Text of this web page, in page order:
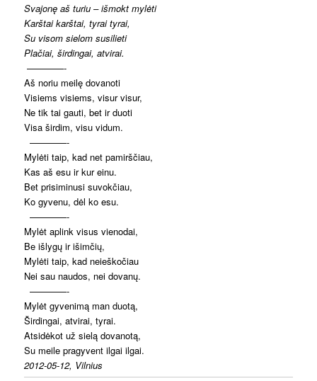
Svajonę aš turiu – išmokt mylėti
Karštai karštai, tyrai tyrai,
Su visom sielom susilieti
Plačiai, širdingai, atvirai.
————-
Aš noriu meilę dovanoti
Visiems visiems, visur visur,
Ne tik tai gauti, bet ir duoti
Visa širdim, visu vidum.
————-
Mylėti taip, kad net pamirščiau,
Kas aš esu ir kur einu.
Bet prisiminusi suvokčiau,
Ko gyvenu, dėl ko esu.
————-
Mylėt aplink visus vienodai,
Be išlygų ir išimčių,
Mylėti taip, kad neieškočiau
Nei sau naudos, nei dovanų.
————-
Mylėt gyvenimą man duotą,
Širdingai, atvirai, tyrai.
Atsidėkot už sielą dovanotą,
Su meile pragyvent ilgai ilgai.
2012-05-12, Vilnius